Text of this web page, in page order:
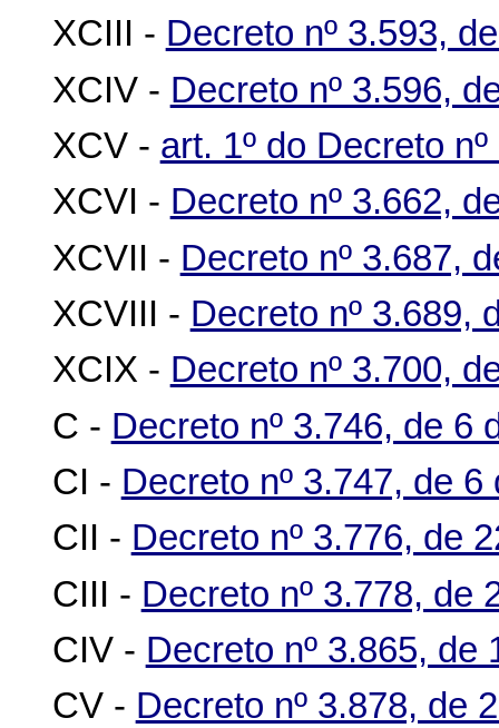
XCIII - Decreto nº 3.593,
XCIV - Decreto nº 3.596,
XCV - art. 1º do Decreto
XCVI - Decreto nº 3.662,
XCVII - Decreto nº 3.687,
XCVIII - Decreto nº 3.689,
XCIX - Decreto nº 3.700,
C - Decreto nº 3.746, de 6
CI - Decreto nº 3.747, de
CII - Decreto nº 3.776, de
CIII - Decreto nº 3.778, de
CIV - Decreto nº 3.865, de
CV - Decreto nº 3.878, de